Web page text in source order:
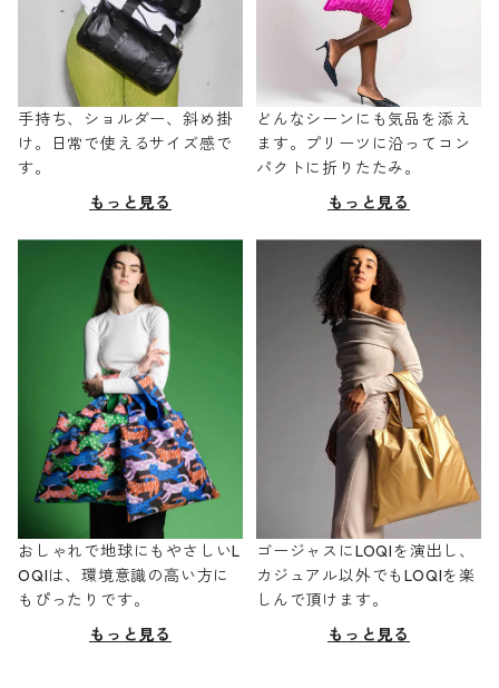
手持ち、ショルダー、斜め掛
け。日常で使えるサイズ感で
す。
もっと見る
どんなシーンにも気品を添え
ます。プリーツに沿ってコン
パクトに折りたたみ。
もっと見る
おしゃれで地球にもやさしいL
OQIは、環境意識の高い方に
もぴったりです。
もっと見る
ゴージャスにLOQIを演出し、
カジュアル以外でもLOQIを楽
しんで頂けます。
もっと見る